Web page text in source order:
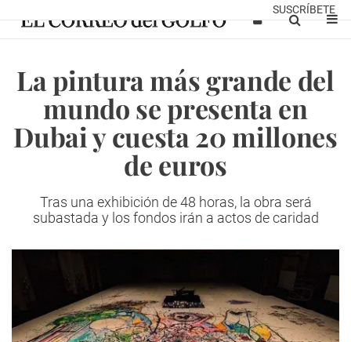
SUSCRÍBETE
La pintura más grande del
mundo se presenta en
Dubai y cuesta 20 millones
de euros
Tras una exhibición de 48 horas, la obra será
subastada y los fondos irán a actos de caridad